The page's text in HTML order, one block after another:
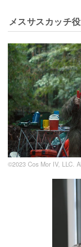
メスサスカッチ
©2023 Cos Mor IV, LLC.